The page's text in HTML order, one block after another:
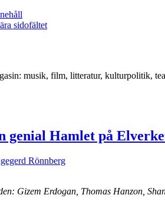
sidofältet
musik, film, litteratur, kulturpolitik,
genial Hamlet på
Rönnberg
Gizem Erdogan, Thomas Hanzon,